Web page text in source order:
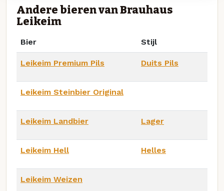
Andere bieren van Brauhaus
Leikeim
Bier Stijl
Leikeim Premium Pils Duits Pils
Leikeim Steinbier Original
Leikeim Landbier Lager
Leikeim Hell Helles
Leikeim Weizen